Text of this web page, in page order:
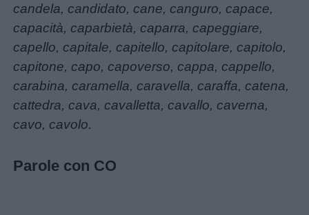
Lavoretti
Nomi
maschili
Nomi
candela, candidato, cane, canguro, capace,
capacità, caparbietà, caparra, capeggiare,
capello, capitale, capitello, capitolare, capitolo,
capitone, capo, capoverso, cappa, cappello,
carabina, caramella, caravella, caraffa, catena,
cattedra, cava, cavalletta, cavallo, caverna,
cavo, cavolo.
Parole con CO